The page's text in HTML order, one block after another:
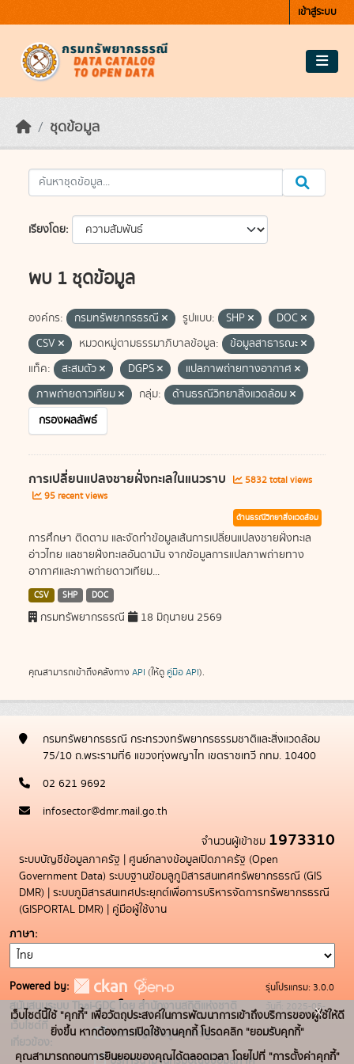
เข้าสู่ระบบ
ชุดข้อมูล
เรียงโดย
พบ 1 ชุดข้อมูล
องค์กร: กรมทรัพยากรธรณี รูปแบบ: SHP
DOC
CSV
หมวดหมู่ตามธรรมาภิบาลข้อมูล:
ข้อมูลสาธารณะ
แท็ค:
สะสมตัว DGPS
แปลภาพถ่ายทางอากาศ
ภาพถ่ายดาวเทียม
กลุ่ม:
ด้านธรณีวิทยาสิ่งแวดล้อม
กรองผลลัพธ์
การเปลี่ยนแปลงชายฝั่งทะเลในแนวราบ
5832 total views
95 recent views
ด้านธรณีวิทยาสิ่งแวดล้อม
การศึกษา ติดตาม และจัดทำข้อมูลเส้นการเปลี่ยนแปลงชายฝั่งทะเล
อ่าวไทย แลชายฝั่งทะเลอันดามัน จากข้อมูลการแปลภาพถ่ายทาง
อากาศและภาพถ่ายดาวเทียม...
CSV SHP DOC
กรมทรัพยากรธรณี 18 มิถุนายน 2569
คุณสามารถเข้าถึงคลังทาง API (ให้ดู คู่มือ API).
กรมทรัพยากรธรณี กระทรวงทรัพยากรธรรมชาติและสิ่งแวดล้อม
75/10 ถ.พระรามที่6 แขวงทุ่งพญาไท เขตราชเทวี กทม. 10400
02 621 9692
infosector@dmr.mail.go.th
จำนวนผู้เข้าชม 1973310
ระบบบัญชีข้อมูลภาครัฐ | ศูนย์กลางข้อมูลเปิดภาครัฐ (Open
Government Data) ระบบฐานข้อมลูภูมิสารสนเทศทรัพยากรธรณี (GIS
DMR) | ระบบภูมิสารสนเทศประยุกต์เพื่อการบริหารจัดการทรัพยากรธรณี
(GISPORTAL DMR) | คู่มือผู้ใช้งาน
ภาษา
Powered by:
สนับสนุนระบบ Thai-GDC โดย สำนักงานสถิติแห่งชาติ
เว็บไซต์ที่
เกี่ยวข้อง:
ระบบบัญชีข้อมูลภาครัฐ
บริการนามานุกรมบัญชีข้อมูลภาค
รุ่นโปรแกรม: 3.0.0
วันที่: 2025-05-
19
เว็บไซต์นี้ใช้ "คุกกี้" เพื่อวัตถุประสงค์ในการพัฒนาการเข้าถึงบริการของผู้ใช้ให้ดี
ยิ่งขึ้น หากต้องการเปิดใช้งานคุกกี้ โปรดคลิก "ยอมรับคุกกี้"
คุณสามารถถอนการยินยอมของคุณได้ตลอดเวลา โดยไปที่ "การตั้งค่าคุกกี้"
x